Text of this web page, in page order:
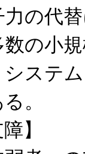
力の代
の小
ステ
。
】